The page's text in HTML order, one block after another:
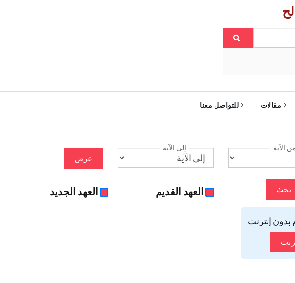
مقالات للتواصل معنا
من الآية إلى الآية
عرض
بحث العهد القديم العهد الجديد
إنترنت